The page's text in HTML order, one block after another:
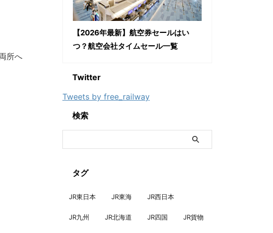
所へ
【2026年最新】航空券セールはい
つ？航空会社タイムセール一覧
Twitter
Tweets by free_railway
検索
タグ
JR東日本 JR東海 JR西日本
JR九州 JR北海道 JR四国 JR貨物